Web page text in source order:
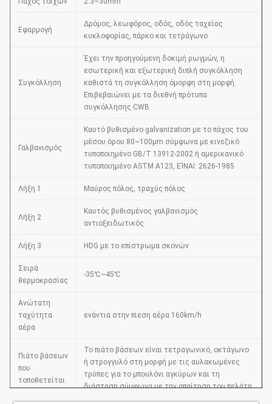
Εφαρμογή
Δρόμος, λεωφόρος, οδός, οδός ταχείας
κυκλοφορίας, πάρκο και τετράγωνο
Συγκόλληση
Έχει την προηγούμενη δοκιμή ρωγμών, η
εσωτερική και εξωτερική διπλή συγκόλληση
καθιστά τη συγκόλληση όμορφη στη μορφή.
Επιβεβαιώνει με τα διεθνή πρότυπα
συγκόλλησης CWB.
Γαλβανισμός
Καυτό βυθισμένο galvanization με το πάχος του
μέσου όρου 80~100μm σύμφωνα με κινεζικό
τυποποιημένο GB/T 13912-2002 ή αμερικανικό
τυποποιημένο ASTM A123, ΕΊΝΑΙ: 2626-1985
Λήξη 1 Μαύρος πόλος, τραχύς πόλος
Λήξη 2
Καυτός βυθισμένος γαλβανισμός
αντιοξειδωτικός
Λήξη 3 HDG με το επίστρωμα σκονών
Σειρά
θερμοκρασίας
-35℃~45℃
Ανώτατη
ταχύτητα
αέρα
ενάντια στην πίεση αέρα 160km/h
Πιάτο βάσεων
που
τοποθετείται
Το πιάτο βάσεων είναι τετραγωνικό, οκτάγωνο
ή στρογγυλό στη μορφή με τις αυλακωμένες
τρύπες για το μπουλόνι αγκύρων και τη
διάσταση σύμφωνα με την απαίτηση του πελάτη.